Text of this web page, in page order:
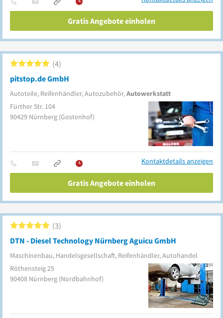
Gratis Angebote einholen
pitstop.de GmbH
Autoteile, Reifenhändler, Autozubehör,Autowerkstatt
4
Fürther Str. 104
90429 Nürnberg (Gostenhof)
Kontaktdetails anzeigen
Gratis Angebote einholen
DTN - Diesel Technology Nürnberg Aguicu GmbH
Maschinenbau, Handelsgesellschaft, Reifenhändler, Autohandel
3
Röthensteig 25
90408 Nürnberg (Nordbahnhof)